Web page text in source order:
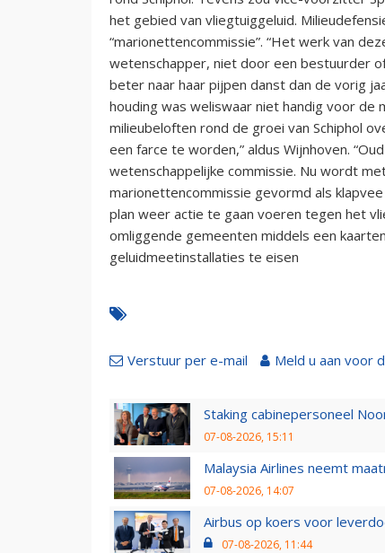
het gebied van vliegtuiggeluid.
“marionettencommissie”. “Het werk van
wetenschapper, niet door een bestuurder
beter naar haar pijpen danst dan de vorig
houding was weliswaar niet handig voor
milieubeloften rond de groei van Schiphol
een farce te worden,” aldus Wijnhoven.
wetenschappelijke commissie. Nu wordt
marionettencommissie gevormd als
plan weer actie te gaan voeren tegen het
omliggende gemeenten middels een
geluidmeetinstallaties te eisen
Verstuur per e-mail Meld u aan voor
Staking cabinepersoneel
07-08-2026, 15:11
Malaysia Airlines neemt
07-08-2026, 14:07
Airbus op koers voor
07-08-2026, 11:44